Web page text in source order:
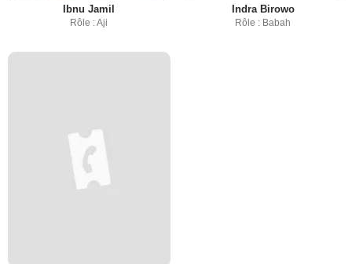
Ibnu Jamil
Rôle : Aji
Indra Birowo
Rôle : Babah